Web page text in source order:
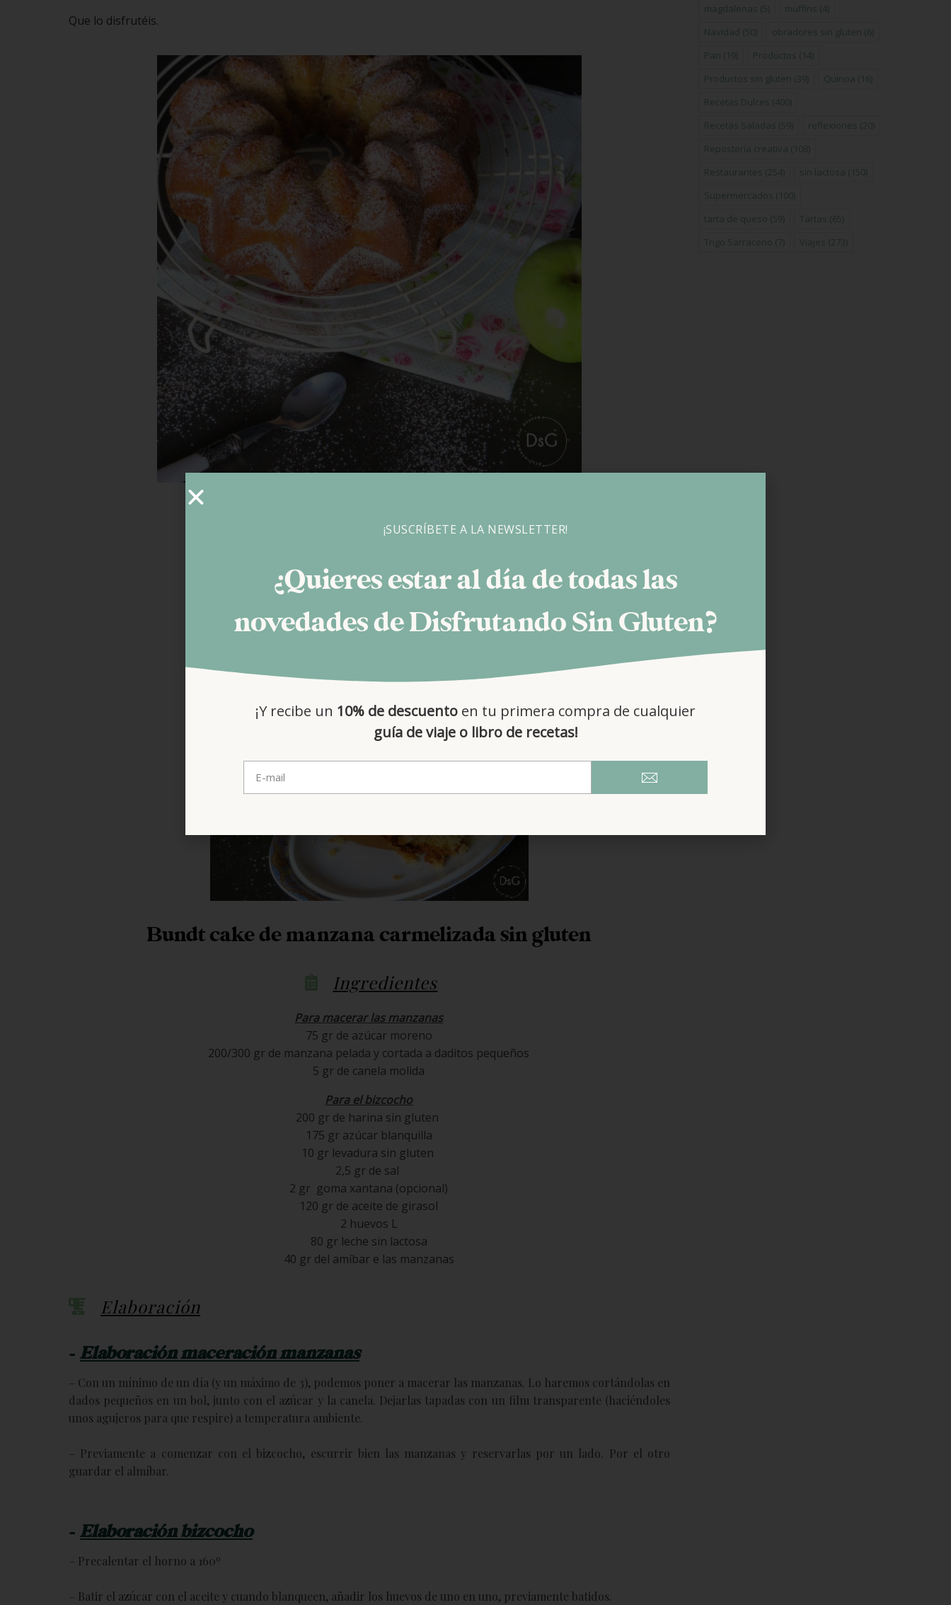
Que lo disfrutéis.
Bundt cake de manzana carmelizada sin gluten
Ingredientes
Para macerar las manzanas
75 gr de azúcar moreno
200/300 gr de manzana pelada y cortada a daditos pequeños
5 gr de canela molida
Para el bizcocho
200 gr de harina sin gluten
175 gr azúcar blanquilla
10 gr levadura sin gluten
2,5 gr de sal
2 gr goma xantana (opcional)
120 gr de aceite de girasol
2 huevos L
80 gr leche sin lactosa
40 gr del amíbar e las manzanas
Elaboración
– Elaboración maceración manzanas
– Con un mínimo de un día (y un máximo de 3), podemos poner a macerar las manzanas. Lo haremos cortándolas en
dados pequeños en un bol, junto con el azúcar y la canela. Dejarlas tapadas con un film transparente (haciéndoles
unos agujeros para que respire) a temperatura ambiente.
– Previamente a comenzar con el bizcocho, escurrir bien las manzanas y reservarlas por un lado. Por el otro
guardar el almíbar.
– Elaboración bizcocho
– Precalentar el horno a 160º
– Batir el azúcar con el aceite y cuando blanqueen, añadir los huevos de uno en uno, previamente batidos.
magdalenas (5) muffins (4)
Navidad (50) obradores sin gluten (6)
Pan (19) Productos (14)
Productos sin gluten (39) Quinoa (16)
Recetas Dulces (400)
Recetas Saladas (59) reflexiones (20)
Repostería creativa (108)
Restaurantes (254) sin lactosa (150)
Supermercados (100)
tarta de queso (59) Tartas (65)
Trigo Sarraceno (7) Viajes (273)
¡SUSCRÍBETE A LA NEWSLETTER!
¿Quieres estar al día de todas las
novedades de Disfrutando Sin Gluten?
¡Y recibe un 10% de descuento en tu primera compra de cualquier
guía de viaje o libro de recetas!